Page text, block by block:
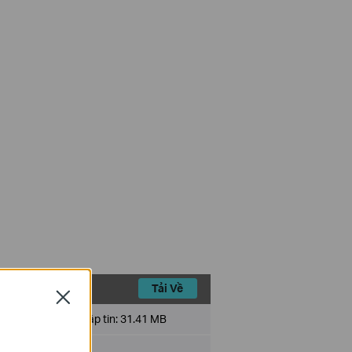
Tải Về
Kích cỡ tập tin:31.41 MB
Close